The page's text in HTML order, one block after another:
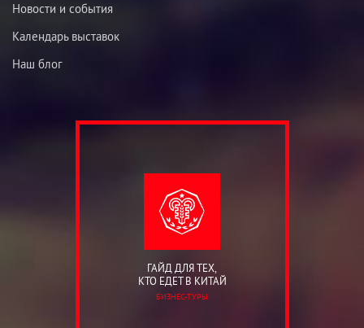
Новости и события
Календарь выставок
Наш блог
ГАЙД ДЛЯ ТЕХ,
КТО ЕДЕТ В КИТАЙ
БИЗНЕС-ТУРЫ